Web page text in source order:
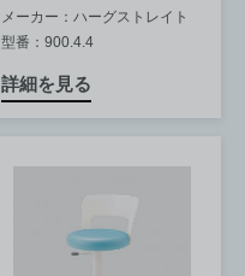
メーカー：ハーグストレイト
型番：900.4.4
詳細を見る